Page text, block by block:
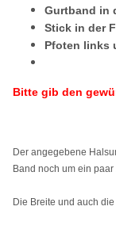
Gurtband in
Stick in der
Pfoten links
Bitte gib den
Der angegebene
Band noch um ein
Die Breite und auch